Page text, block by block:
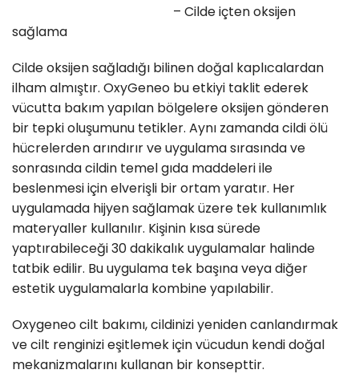
– Cilde içten oksijen
sağlama
Cilde oksijen sağladığı bilinen doğal kaplıcalardan
ilham almıştır. OxyGeneo bu etkiyi taklit ederek
vücutta bakım yapılan bölgelere oksijen gönderen
bir tepki oluşumunu tetikler. Aynı zamanda cildi ölü
hücrelerden arındırır ve uygulama sırasında ve
sonrasında cildin temel gıda maddeleri ile
beslenmesi için elverişli bir ortam yaratır. Her
uygulamada hijyen sağlamak üzere tek kullanımlık
materyaller kullanılır. Kişinin kısa sürede
yaptırabileceği 30 dakikalık uygulamalar halinde
tatbik edilir. Bu uygulama tek başına veya diğer
estetik uygulamalarla kombine yapılabilir.
Oxygeneo cilt bakımı, cildinizi yeniden canlandırmak
ve cilt renginizi eşitlemek için vücudun kendi doğal
mekanizmalarını kullanan bir konsepttir.